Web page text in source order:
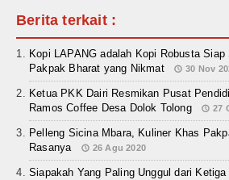
Berita terkait :
Kopi LAPANG adalah Kopi Robusta Siap
Pakpak Bharat yang Nikmat
30 Nov
Ketua PKK Dairi Resmikan Pusat
Ramos Coffee Desa Dolok Tolong
27
Pelleng Sicina Mbara, Kuliner Khas
Rasanya
26 Agu 2020
Siapakah Yang Paling Unggul dari